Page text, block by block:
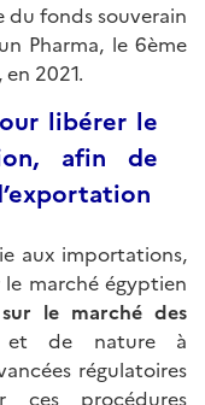
du fonds souverain
Pharma, le 6ème
2021.
libérer le
afin de
aux importations,
marché égyptien
le marché des
et de nature à
régulatoires
ces procédures